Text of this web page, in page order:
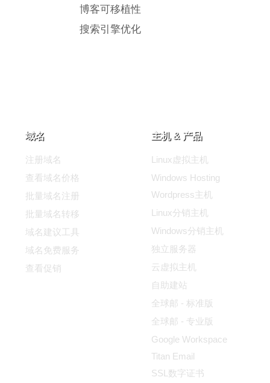
博客可移植性
搜索引擎优化
域名
注册域名
查看域名价格
批量域名注册
批量域名转移
域名建议工具
域名免费服务
查看促销
主机 & 产品
Linux虚拟主机
Windows Hosting
Wordpress主机
Linux分销主机
Windows分销主机
独立服务器
云虚拟主机
自助建站
全球邮 - 标准版
全球邮 - 专业版
Google Workspace
Titan Email
SSL数字证书